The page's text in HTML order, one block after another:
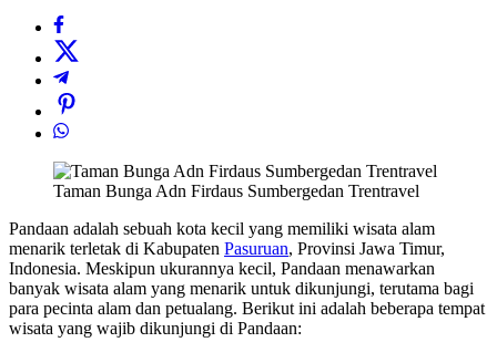
Taman Bunga Adn Firdaus Sumbergedan Trentravel
Pandaan adalah sebuah kota kecil yang memiliki wisata alam
menarik terletak di Kabupaten Pasuruan, Provinsi Jawa Timur,
Indonesia. Meskipun ukurannya kecil, Pandaan menawarkan
banyak wisata alam yang menarik untuk dikunjungi, terutama bagi
para pecinta alam dan petualang. Berikut ini adalah beberapa tempat
wisata yang wajib dikunjungi di Pandaan: